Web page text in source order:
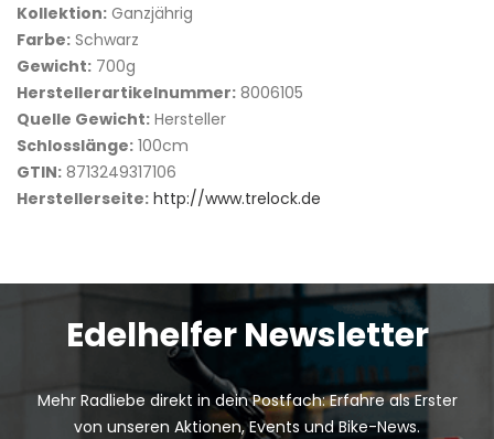
Kollektion: Ganzjährig
Farbe: Schwarz
Gewicht: 700g
Herstellerartikelnummer: 8006105
Quelle Gewicht: Hersteller
Schlosslänge: 100cm
GTIN: 8713249317106
Herstellerseite: http://www.trelock.de
Edelhelfer Newsletter
Mehr Radliebe direkt in dein Postfach: Erfahre als Erster
von unseren Aktionen, Events und Bike-News.